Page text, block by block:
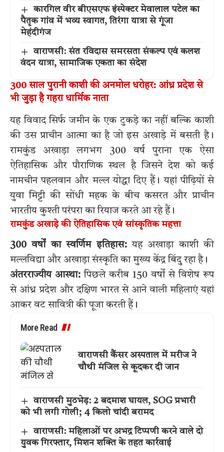
कारगिल वीर बीएसएफ इंस्पेक्टर मेवालाल पटेल का
पैतृक गांव में भव्य स्वागत, तिरंगा यात्रा से गूंजा
मेहंदीगंज
वाराणसी: संत रविदास समरसता संकल्प एवं कलश
वंदन यात्रा, सामाजिक एकता का संदेश
300 साल पुरानी काशी की अनमोल धरोहर: आंध्र प्रदेश से
भी जुड़ा है गहरा धार्मिक नाता
यह विवाद सिर्फ जमीन के एक टुकड़े का नहीं बल्कि काशी
की उस प्राचीन आत्मा का है जो इस अखाड़े में बसती है।
रामकुंड अखाड़ा लगभग 300 वर्ष पुराना एक ऐसा
ऐतिहासिक और पौराणिक स्थल है जिसने देश को कई
नामचीन पहलवान और मल्ल योद्धा दिए हैं। यहां पीढ़ियों से
युवा मिट्टी की सोंधी महक के बीच कसरत और प्राचीन
भारतीय कुश्ती परंपरा का रियाज करते आ रहे हैं।
रामकुंड अखाड़े की ऐतिहासिक एवं सांस्कृतिक महत्ता
300 वर्षों का स्वर्णिम इतिहास:यह अखाड़ा काशी की
मल्लविद्या और अखाड़ा संस्कृति का मुख्य केंद्र बिंदु रहा है।
अंतरराज्यीय आस्था: पिछले करीब 150 वर्षों से विशेष रूप
से आंध्र प्रदेश और दक्षिण भारत से आने वाली महिलाएं यहां
आकर वट सावित्री की पूजा करती हैं।
More Read
वाराणसी कैंसर अस्पताल में मरीज ने
चौथी मंजिल से कूदकर दी जान
वाराणसी मुठभेड़: 2 बदमाश घायल, SOG प्रभारी
को भी लगी गोली; 4 किलो चांदी बरामद
वाराणसी: महिलाओं पर अभद्र टिप्पणी करने वाले दो
युवक गिरफ्तार, मिशन शक्ति के तहत कार्रवाई